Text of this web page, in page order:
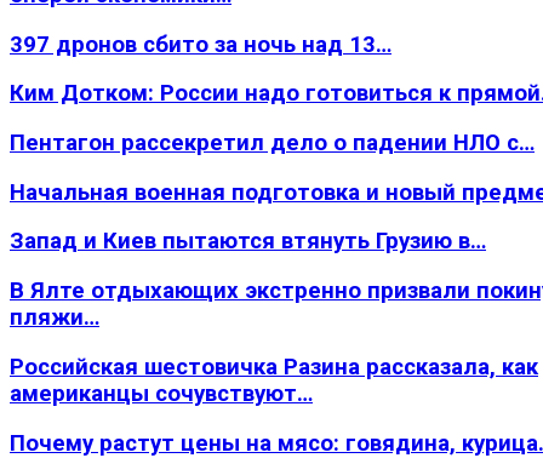
397 дронов сбито за ночь над 13…
Ким Дотком: России надо готовиться к
Пентагон рассекретил дело о падении НЛО с…
Начальная военная подготовка и новый
Запад и Киев пытаются втянуть Грузию в…
В Ялте отдыхающих экстренно призвали
пляжи…
Российская шестовичка Разина рассказала, как
американцы сочувствуют…
Почему растут цены на мясо: говядина,